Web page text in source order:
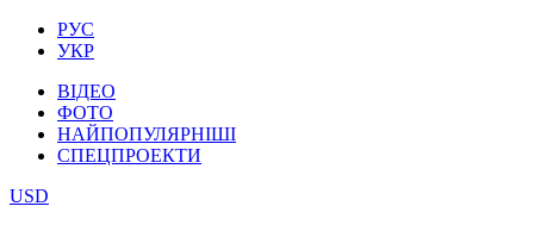
РУС
УКР
ВІДЕО
ФОТО
НАЙПОПУЛЯРНІШІ
СПЕЦПРОЕКТИ
USD